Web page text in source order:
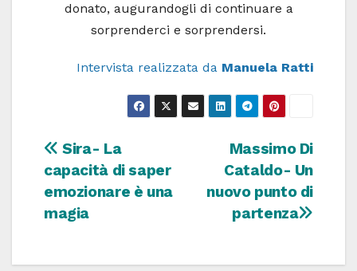
donato, augurandogli di continuare a
sorprenderci e sorprendersi.
Intervista realizzata da Manuela Ratti
Navigazione
articoli
Massimo Di
Cataldo- Un
nuovo punto di
partenza
Sira- La
capacità di saper
emozionare è una
magia